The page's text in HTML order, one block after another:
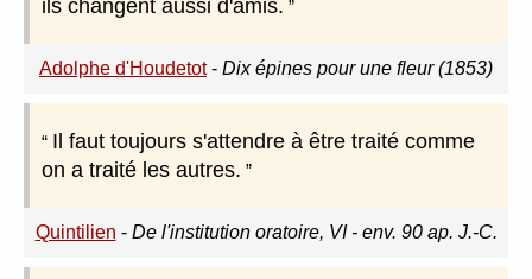
ils changent aussi d'amis.
Adolphe d'Houdetot- Dix épines pour une fleur (1853)
Il faut toujours s'attendre à être traité comme
on a traité les autres.
Quintilien - De l'institution oratoire, VI - env. 90 ap. J.-C.